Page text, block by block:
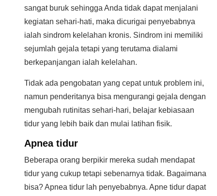
sangat buruk sehingga Anda tidak dapat menjalani
kegiatan sehari-hati, maka dicurigai penyebabnya
ialah sindrom kelelahan kronis. Sindrom ini memiliki
sejumlah gejala tetapi yang terutama dialami
berkepanjangan ialah kelelahan.
Tidak ada pengobatan yang cepat untuk problem ini,
namun penderitanya bisa mengurangi gejala dengan
mengubah rutinitas sehari-hari, belajar kebiasaan
tidur yang lebih baik dan mulai latihan fisik.
Apnea tidur
Beberapa orang berpikir mereka sudah mendapat
tidur yang cukup tetapi sebenarnya tidak. Bagaimana
bisa? Apnea tidur lah penyebabnya. Apne tidur dapat